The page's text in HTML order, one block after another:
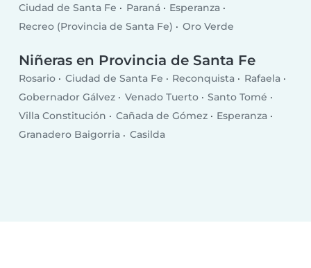
Ciudad de Santa Fe Paraná
Esperanza
Recreo (Provincia de Santa Fe)
Oro Verde
Niñeras en Provincia de Santa Fe
Rosario Ciudad de Santa Fe Reconquista
Rafaela
Gobernador Gálvez
Venado Tuerto
Santo Tomé
Villa Constitución
Cañada de Gómez
Esperanza
Granadero Baigorria
Casilda